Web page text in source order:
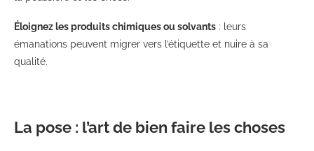
Éloignez les produits chimiques ou solvants : leurs
émanations peuvent migrer vers l’étiquette et nuire à sa
qualité.
La pose : l’art de bien faire les choses